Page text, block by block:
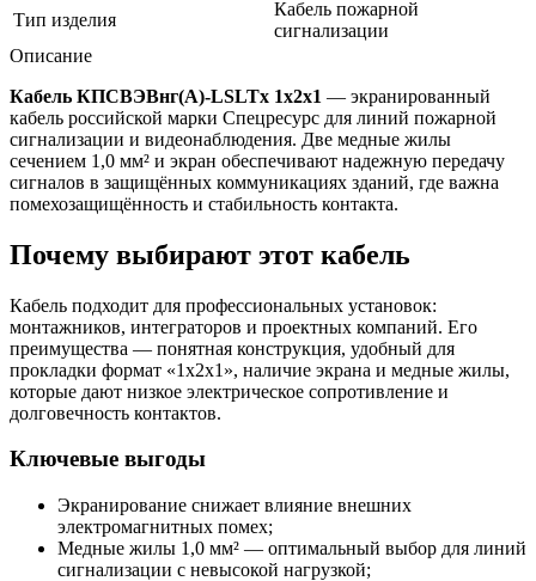
Тип изделия
Кабель пожарной
сигнализации
Описание
Кабель КПСВЭВнг(A)-LSLTx 1x2x1 — экранированный
кабель российской марки Спецресурс для линий пожарной
сигнализации и видеонаблюдения. Две медные жилы
сечением 1,0 мм² и экран обеспечивают надежную передачу
сигналов в защищённых коммуникациях зданий, где важна
помехозащищённость и стабильность контакта.
Почему выбирают этот кабель
Кабель подходит для профессиональных установок:
монтажников, интеграторов и проектных компаний. Его
преимущества — понятная конструкция, удобный для
прокладки формат «1x2x1», наличие экрана и медные жилы,
которые дают низкое электрическое сопротивление и
долговечность контактов.
Ключевые выгоды
Экранирование снижает влияние внешних
электромагнитных помех;
Медные жилы 1,0 мм² — оптимальный выбор для линий
сигнализации с невысокой нагрузкой;